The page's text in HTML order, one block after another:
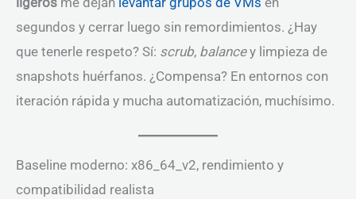
segundos y cerrar luego sin remordimientos. ¿Hay
que tenerle respeto? Sí: scrub, balancey limpieza de
snapshots huérfanos. ¿Compensa? En entornos con
iteración rápida y mucha automatización, muchísimo.
Baseline moderno: x86_64_v2, rendimiento y
compatibilidad realista